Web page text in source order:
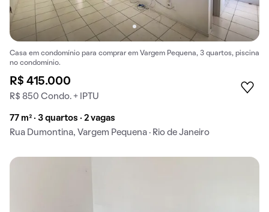
Casa em condomínio para comprar em Vargem Pequena, 3 quartos, piscina
no condomínio.
R$ 415.000
R$ 850 Condo. + IPTU
77 m² · 3 quartos · 2 vagas
Rua Dumontina, Vargem Pequena · Rio de Janeiro